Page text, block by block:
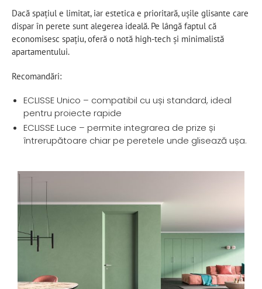
Dacă spațiul e limitat, iar estetica e prioritară, ușile glisante care
dispar în perete sunt alegerea ideală. Pe lângă faptul că
economisesc spațiu, oferă o notă high-tech și minimalistă
apartamentului.
Recomandări:
ECLISSE Unico – compatibil cu uși standard, ideal
pentru proiecte rapide
ECLISSE Luce – permite integrarea de prize și
întrerupătoare chiar pe peretele unde glisează ușa.